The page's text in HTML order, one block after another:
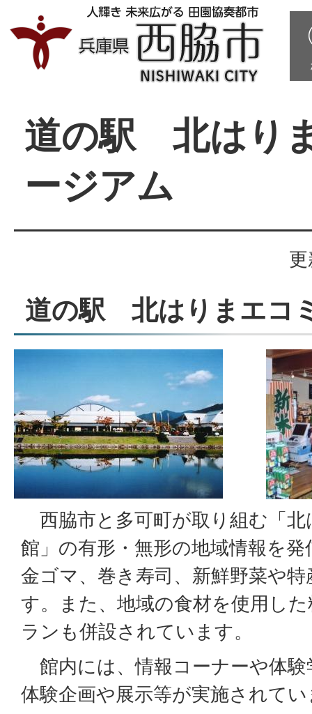
道の駅 北はり
ージアム
道の駅 北はりまエコ
西脇市と多可町が取り組む「北
館」の有形・無形の地域情報を
金ゴマ、巻き寿司、新鮮野菜や
す。また、地域の食材を使用し
ランも併設されています。
館内には、情報コーナーや体
体験企画や展示等が実施されて